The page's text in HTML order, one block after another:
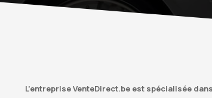
L’entreprise VenteDirect.be est spécialisée